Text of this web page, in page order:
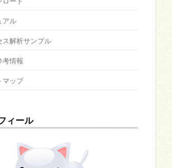
アル
ス解析サンプル
考情報
マップ
ィール